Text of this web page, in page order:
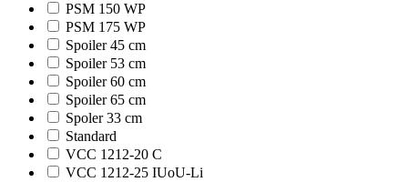
PSM 150 WP
PSM 175 WP
Spoiler 45 cm
Spoiler 53 cm
Spoiler 60 cm
Spoiler 65 cm
Spoler 33 cm
Standard
VCC 1212-20 C
VCC 1212-25 IUoU-Li